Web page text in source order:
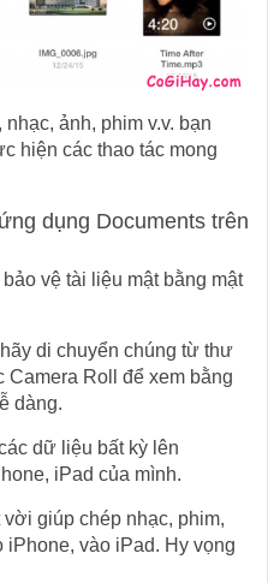
ảnh, phim v.v. bạn
hiện các thao tác mong
dụng Documents trên
vệ tài liệu mật bằng mật
di chuyển chúng từ thư
Camera Roll để xem bằng
dàng.
dữ liệu bất kỳ lên
iPad của mình.
giúp chép nhạc, phim,
vào iPad. Hy vọng